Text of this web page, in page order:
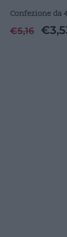
Confezione da
€5,16 €